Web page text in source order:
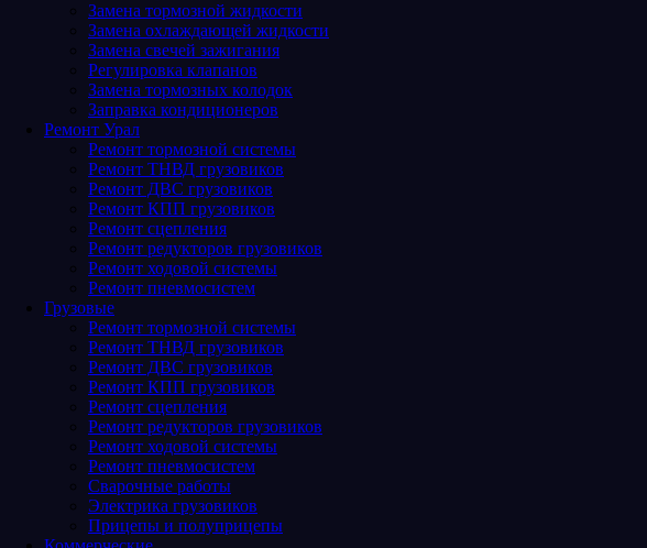
Замена тормозной жидкости
Замена охлаждающей жидкости
Замена свечей зажигания
Регулировка клапанов
Замена тормозных колодок
Заправка кондиционеров
Ремонт Урал
Ремонт тормозной системы
Ремонт ТНВД грузовиков
Ремонт ДВС грузовиков
Ремонт КПП грузовиков
Ремонт сцепления
Ремонт редукторов грузовиков
Ремонт ходовой системы
Ремонт пневмосистем
Грузовые
Ремонт тормозной системы
Ремонт ТНВД грузовиков
Ремонт ДВС грузовиков
Ремонт КПП грузовиков
Ремонт сцепления
Ремонт редукторов грузовиков
Ремонт ходовой системы
Ремонт пневмосистем
Сварочные работы
Электрика грузовиков
Прицепы и полуприцепы